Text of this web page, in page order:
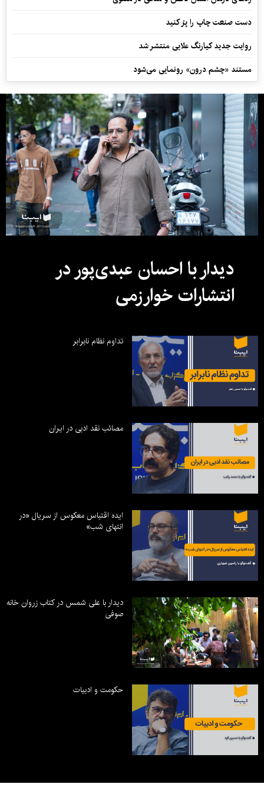
دست صنعت چاپ را پرُ کنید
روایت جدید کیارنگ علایی منتشر شد
مستند «چشم درون» رونمایی می‌شود
دیدار با احسان عبدی‌پور در
انتشارات خوارزمی
تداوم نظام نابرابر
مصائب نقد ادبی در ایران
ایده اقتباس معکوس از سریال «در
انتهای شب»
دیدار با علی شمس در کتاب زروان خانه
صوفی
حکومت و ادبیات